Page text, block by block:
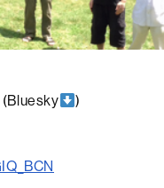
(Bluesky )